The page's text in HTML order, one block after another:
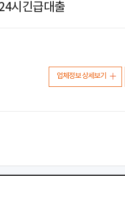
시긴급대출
업체정보 상세보기